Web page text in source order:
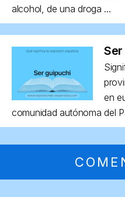
alcohol, de una droga ...
en
comunidad autónoma del